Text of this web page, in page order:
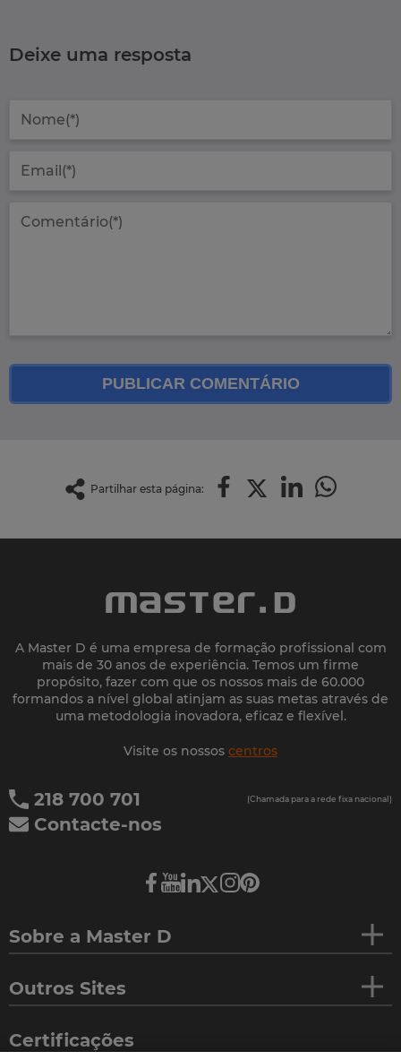
Deixe uma resposta
PUBLICAR COMENTÁRIO
Partilhar esta página:
A Master D é uma empresa de formação profissional com
mais de 30 anos de experiência. Temos um firme
propósito, fazer com que os nossos mais de 60.000
formandos a nível global atinjam as suas metas através de
uma metodologia inovadora, eficaz e flexível.
Visite os nossos centros
218 700 701 (Chamada para a rede fixa nacional)
Contacte-nos
Sobre a Master D
Outros Sites
Certificações